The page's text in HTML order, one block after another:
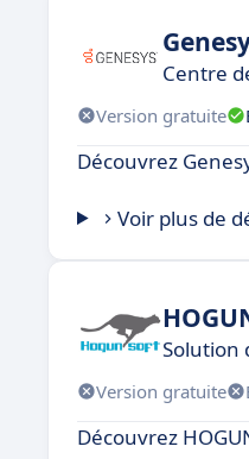
Centre
Version gratuite
Découvrez
Voir plus de
Solution
Version gratuite
Découvrez